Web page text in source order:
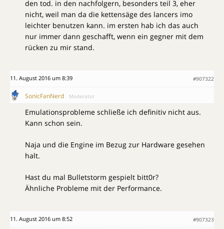
den tod. in den nachfolgern, besonders teil 3, eher
nicht, weil man da die kettensäge des lancers imo
leichter benutzen kann. im ersten hab ich das auch
nur immer dann geschafft, wenn ein gegner mit dem
rücken zu mir stand.
11. August 2016 um 8:39 #907322
SonicFanNerd Moderator
Emulationsprobleme schließe ich definitiv nicht aus.
Kann schon sein.
Naja und die Engine im Bezug zur Hardware gesehen
halt.
Hast du mal Bulletstorm gespielt bitt0r?
Ähnliche Probleme mit der Performance.
11. August 2016 um 8:52 #907323